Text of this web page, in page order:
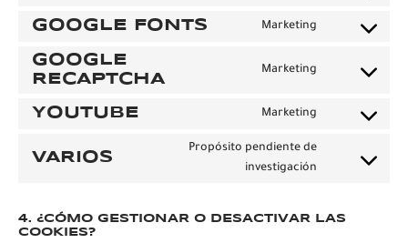
GOOGLE FONTS Marketing
GOOGLE
RECAPTCHA
Marketing
YOUTUBE Marketing
VARIOS
Propósito pendiente de
investigación
4. ¿CÓMO GESTIONAR O DESACTIVAR LAS
COOKIES?